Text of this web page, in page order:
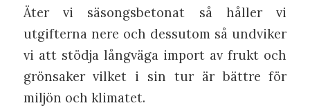
Äter vi säsongsbetonat så håller vi
utgifterna nere och dessutom så undviker
vi att stödja långväga import av frukt och
grönsaker vilket i sin tur är bättre för
miljön och klimatet.